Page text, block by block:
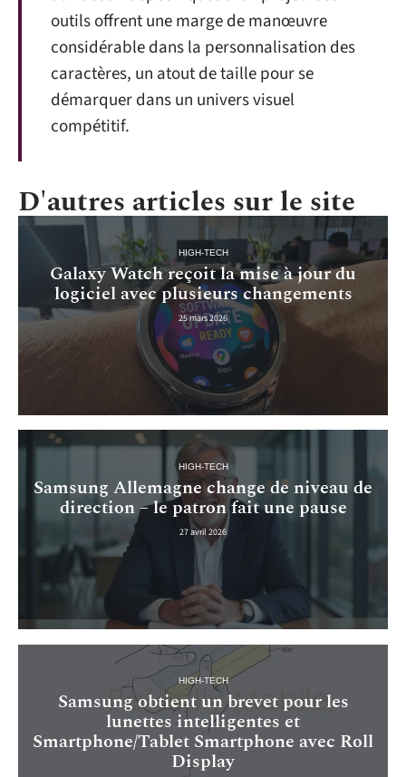
outils offrent une marge de manœuvre
considérable dans la personnalisation des
caractères, un atout de taille pour se
démarquer dans un univers visuel
compétitif.
D'autres articles sur le site
HIGH-TECH
Galaxy Watch reçoit la mise à jour du
logiciel avec plusieurs changements
25 mars 2026
HIGH-TECH
Samsung Allemagne change de niveau de
direction – le patron fait une pause
27 avril 2026
HIGH-TECH
Samsung obtient un brevet pour les
lunettes intelligentes et
Smartphone/Tablet Smartphone avec Roll
Display